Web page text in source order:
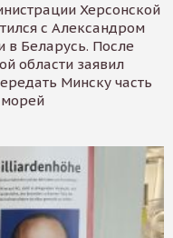
Херсонской
с Александром
в Беларусь. После
области заявил
Минску часть
морей